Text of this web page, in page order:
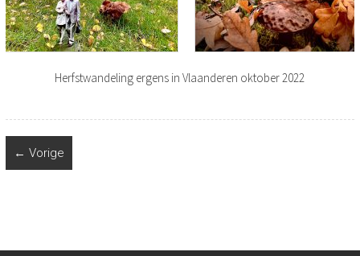
Herfstwandeling ergens in Vlaanderen oktober 2022
← Vorige